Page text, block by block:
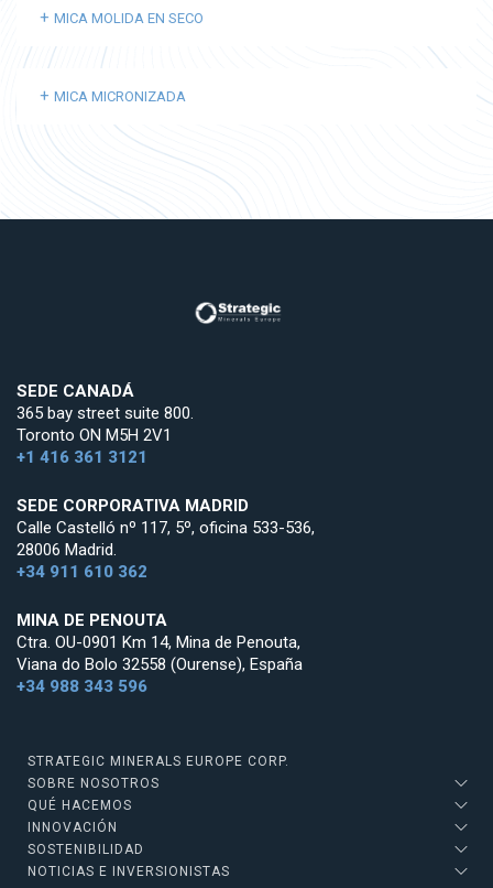
MICA MOLIDA EN SECO
MICA MICRONIZADA
SEDE CANADÁ
365 bay street suite 800.
Toronto ON M5H 2V1
+1 416 361 3121
SEDE CORPORATIVA MADRID
Calle Castelló nº 117, 5º, oficina 533-536,
28006 Madrid.
+34 911 610 362
MINA DE PENOUTA
Ctra. OU-0901 Km 14, Mina de Penouta,
Viana do Bolo 32558 (Ourense), España
+34 988 343 596
STRATEGIC MINERALS EUROPE CORP.
SOBRE NOSOTROS
QUÉ HACEMOS
INNOVACIÓN
SOSTENIBILIDAD
NOTICIAS E INVERSIONISTAS